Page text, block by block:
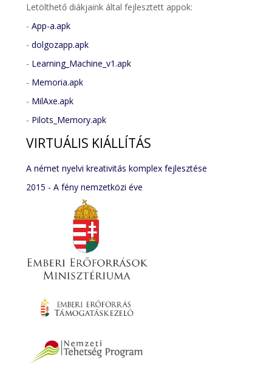
Letölthető diákjaink által fejlesztett appok:
-App-a.apk
-dolgozapp.apk
- Learning_Machine_v1.apk
- Memoria.apk
- MilAxe.apk
- Pilots_Memory.apk
VIRTUÁLIS KIÁLLÍTÁS
A német nyelvi kreativitás komplex fejlesztése
2015 - A fény nemzetközi éve